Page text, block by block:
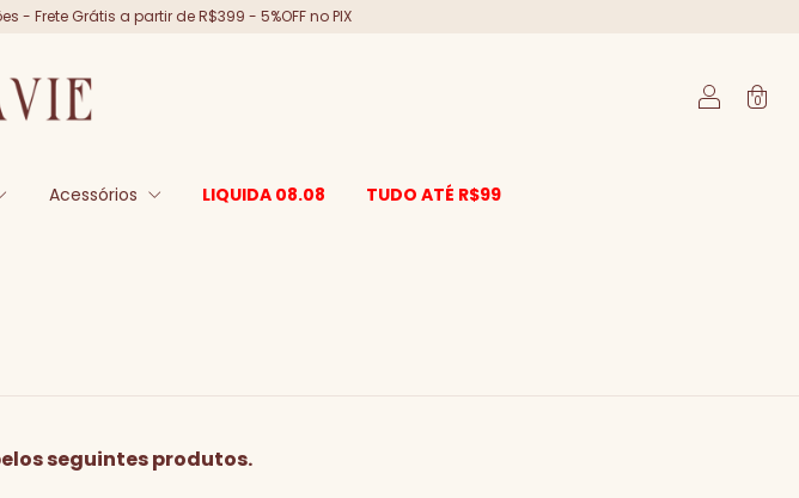
- Frete Grátis a partir de R$399 - 5%OFF no PIX
0
Acessórios LIQUIDA 08.08 TUDO ATÉ R$99
seguintes produtos.